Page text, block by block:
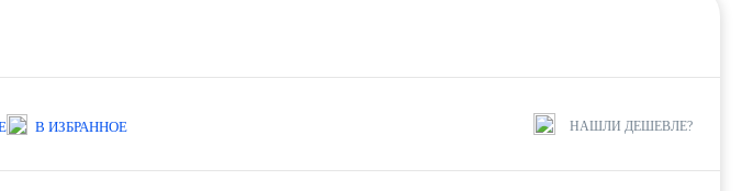
В ИЗБРАННОЕ НАШЛИ ДЕШЕВЛЕ?